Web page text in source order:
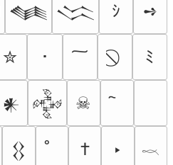
𒈝 𒈱 ｼ ➺
✮ ･ ﾐ
𒀭 𒅒 ☠
𒌐 † ‣ 𓎖